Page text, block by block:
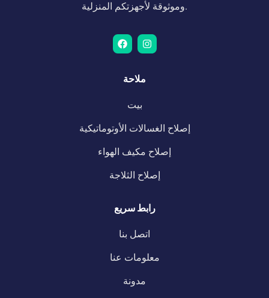
وموثوقة لأجهزتكم المنزلية.
ملاحة
بيت
إصلاح الغسالات الأوتوماتيكية
إصلاح مكيف الهواء
إصلاح الثلاجة
رابط سريع
اتصل بنا
معلومات عنا
مدونة